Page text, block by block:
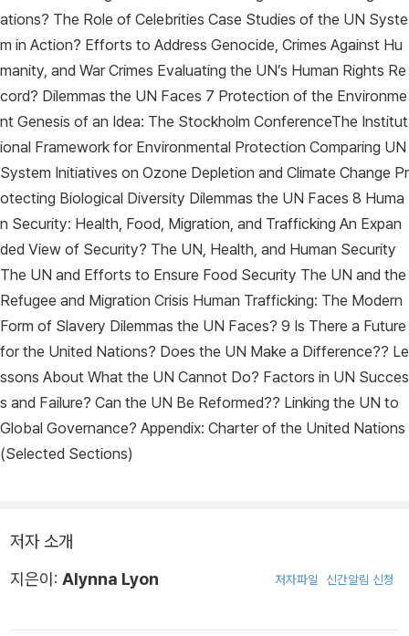
ations? The Role of Celebrities Case Studies of the UN Syste
m in Action? Efforts to Address Genocide, Crimes Against Hu
manity, and War Crimes Evaluating the UN’s Human Rights Re
cord? Dilemmas the UN Faces 7 Protection of the Environme
nt Genesis of an Idea: The Stockholm ConferenceThe Institut
ional Framework for Environmental Protection Comparing UN
System Initiatives on Ozone Depletion and Climate Change Pr
otecting Biological Diversity Dilemmas the UN Faces 8 Huma
n Security: Health, Food, Migration, and Trafficking An Expan
ded View of Security? The UN, Health, and Human Security
The UN and Efforts to Ensure Food Security The UN and the
Refugee and Migration Crisis Human Trafficking: The Modern
Form of Slavery Dilemmas the UN Faces? 9 Is There a Future
for the United Nations? Does the UN Make a Difference?? Le
ssons About What the UN Cannot Do? Factors in UN Succes
s and Failure? Can the UN Be Reformed?? Linking the UN to
Global Governance? Appendix: Charter of the United Nations
(Selected Sections)
저자 소개
지은이: Alynna Lyon 저자파일 신간알림 신청